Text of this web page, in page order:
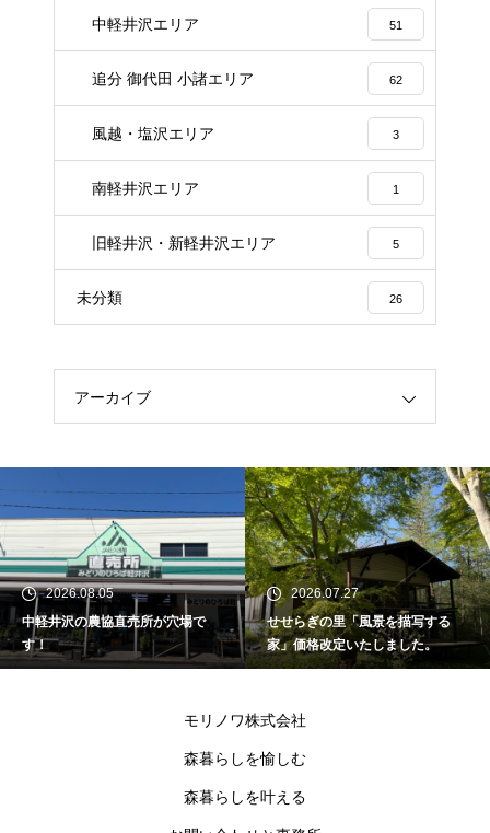
中軽井沢エリア 51
追分 御代田 小諸エリア 62
風越・塩沢エリア 3
南軽井沢エリア 1
旧軽井沢・新軽井沢エリア 5
未分類 26
アーカイブ
2026.08.05
中軽井沢の農協直売所が穴場で
す！
2026.07.27
せせらぎの里「風景を描写する
家」価格改定いたしました。
モリノワ株式会社
森暮らしを愉しむ
森暮らしを叶える